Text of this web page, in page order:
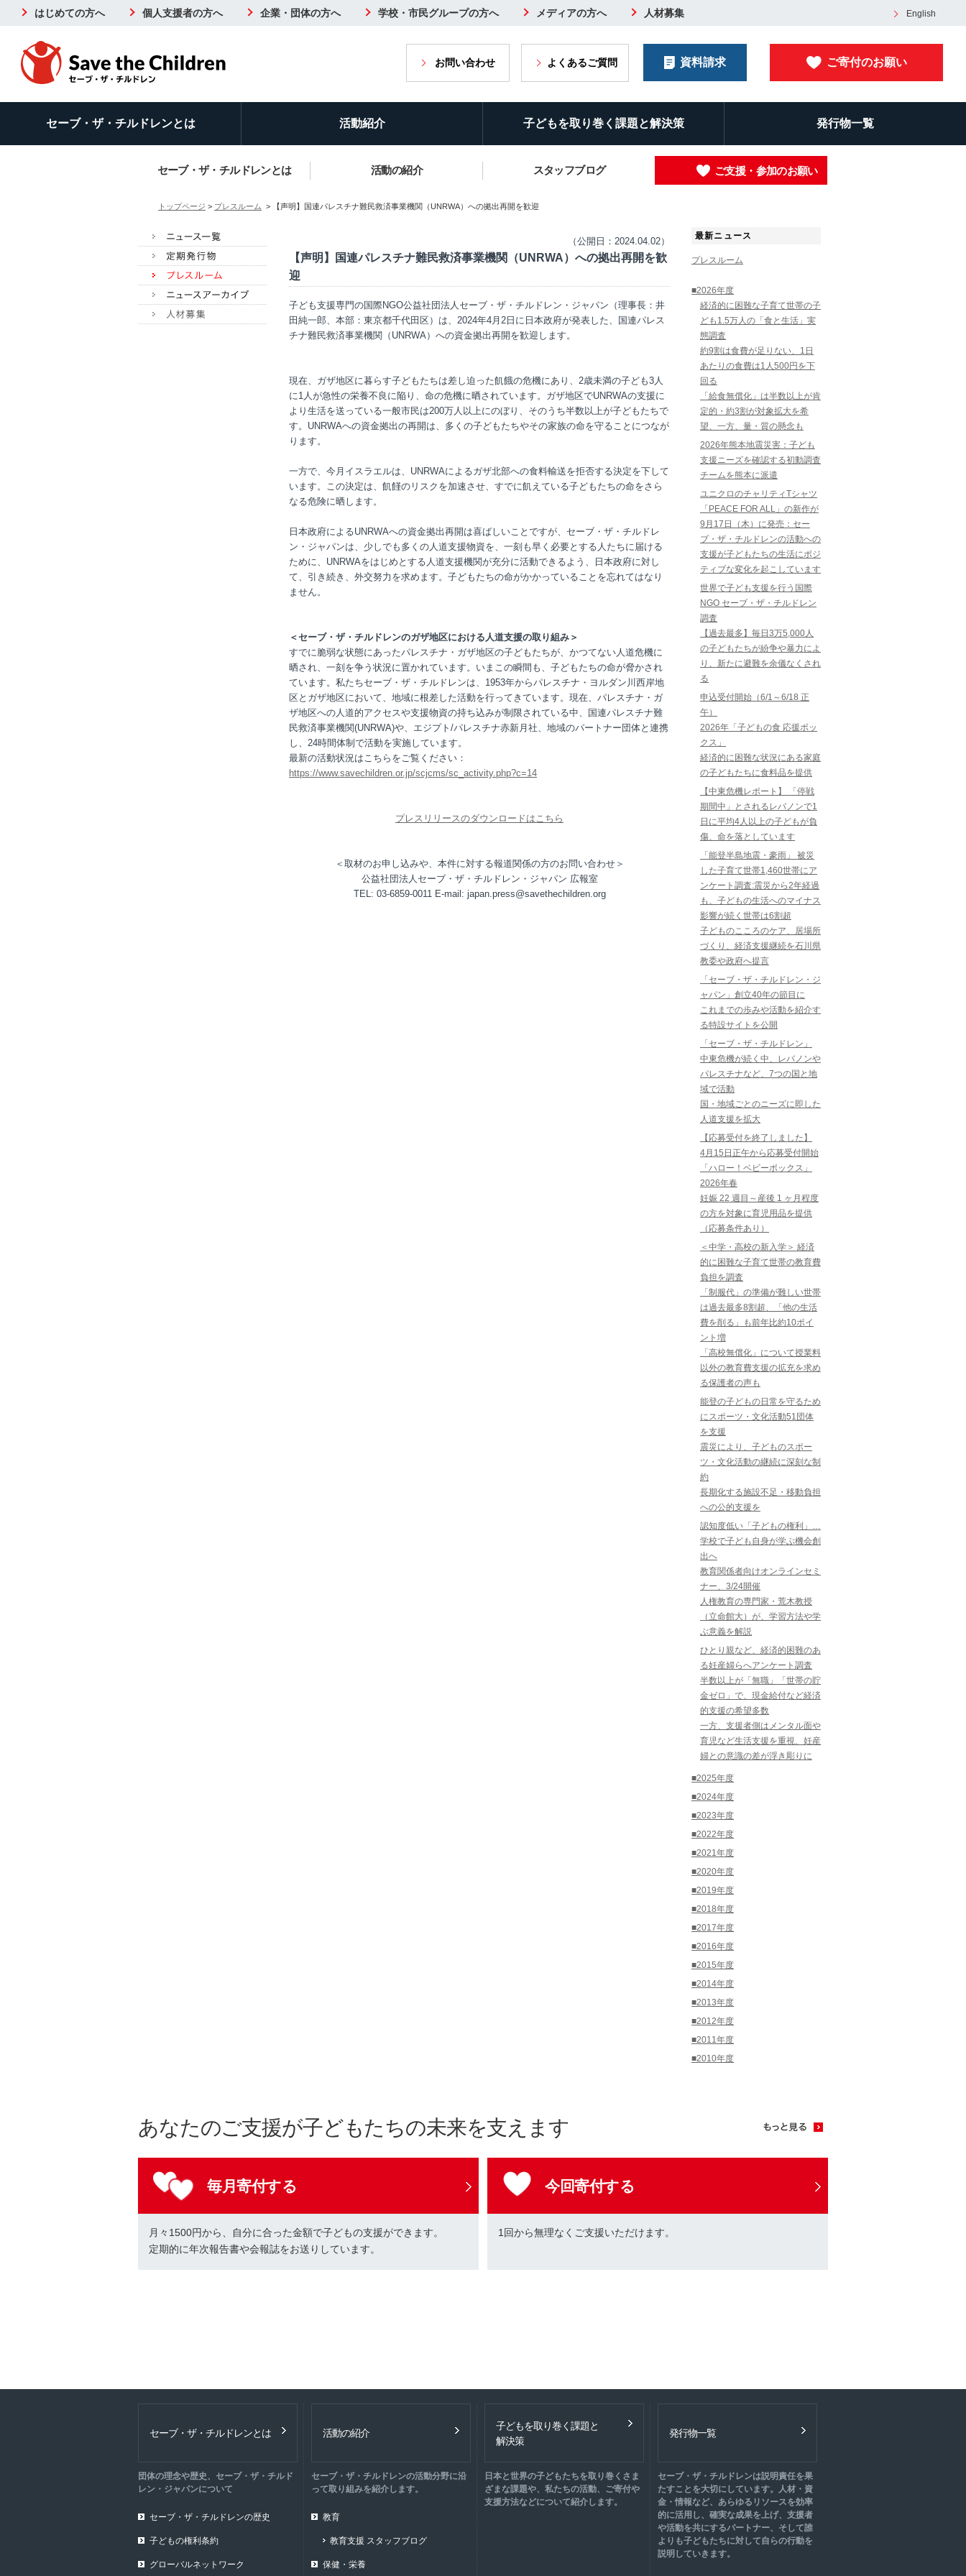
はじめての方へ 個人支援者の方へ 企業・団体の方へ 学校・市民グループの方へ メディアの方へ 人材募集 English
お問い合わせ よくあるご質問 資料請求 ご寄付のお願い
セーブ・ザ・チルドレンとは 活動紹介 子どもを取り巻く課題と解決策 発行物一覧
セーブ・ザ・チルドレンとは 活動の紹介 スタッフブログ ご支援・参加のお願い
トップページ > プレスルーム > 【声明】国連パレスチナ難民救済事業機関（UNRWA）への拠出再開を歓迎
（公開日：2024.04.02）
【声明】国連パレスチナ難民救済事業機関（UNRWA）への拠出再開を歓
迎
子ども支援専門の国際NGO公益社団法人セーブ・ザ・チルドレン・ジャパン（理事長：井
田純一郎、本部：東京都千代田区）は、2024年4月2日に日本政府が発表した、国連パレス
チナ難民救済事業機関（UNRWA）への資金拠出再開を歓迎します。
現在、ガザ地区に暮らす子どもたちは差し迫った飢餓の危機にあり、2歳未満の子ども3人
に1人が急性の栄養不良に陥り、命の危機に晒されています。ガザ地区でUNRWAの支援に
より生活を送っている一般市民は200万人以上にのぼり、そのうち半数以上が子どもたちで
す。UNRWAへの資金拠出の再開は、多くの子どもたちやその家族の命を守ることにつなが
ります。
一方で、今月イスラエルは、UNRWAによるガザ北部への食料輸送を拒否する決定を下して
います。この決定は、飢饉のリスクを加速させ、すでに飢えている子どもたちの命をさら
なる危険に晒します。
日本政府によるUNRWAへの資金拠出再開は喜ばしいことですが、セーブ・ザ・チルドレ
ン・ジャパンは、少しでも多くの人道支援物資を、一刻も早く必要とする人たちに届ける
ために、UNRWAをはじめとする人道支援機関が充分に活動できるよう、日本政府に対し
て、引き続き、外交努力を求めます。子どもたちの命がかかっていることを忘れてはなり
ません。
＜セーブ・ザ・チルドレンのガザ地区における人道支援の取り組み＞
すでに脆弱な状態にあったパレスチナ・ガザ地区の子どもたちが、かつてない人道危機に
晒され、一刻を争う状況に置かれています。いまこの瞬間も、子どもたちの命が脅かされ
ています。私たちセーブ・ザ・チルドレンは、1953年からパレスチナ・ヨルダン川西岸地
区とガザ地区において、地域に根差した活動を行ってきています。現在、パレスチナ・ガ
ザ地区への人道的アクセスや支援物資の持ち込みが制限されている中、国連パレスチナ難
民救済事業機関(UNRWA)や、エジプト/パレスチナ赤新月社、地域のパートナー団体と連携
し、24時間体制で活動を実施しています。
最新の活動状況はこちらをご覧ください：
https://www.savechildren.or.jp/scjcms/sc_activity.php?c=14
プレスリリースのダウンロードはこちら
＜取材のお申し込みや、本件に対する報道関係の方のお問い合わせ＞
公益社団法人セーブ・ザ・チルドレン・ジャパン 広報室
TEL: 03-6859-0011 E-mail: japan.press@savethechildren.org
最新ニュース
プレスルーム
■2026年度
経済的に困難な子育て世帯の子
ども1.5万人の「食と生活」実
態調査
約9割は食費が足りない、1日
あたりの食費は1人500円を下
回る
「給食無償化」は半数以上が肯
定的・約3割が対象拡大を希
望、一方、量・質の懸念も
2026年熊本地震災害：子ども
支援ニーズを確認する初動調査
チームを熊本に派遣
ユニクロのチャリティTシャツ
「PEACE FOR ALL」の新作が
9月17日（木）に発売：セー
ブ・ザ・チルドレンの活動への
支援が子どもたちの生活にポジ
ティブな変化を起こしています
世界で子ども支援を行う国際
NGO セーブ・ザ・チルドレン
調査
【過去最多】毎日3万5,000人
の子どもたちが紛争や暴力によ
り、新たに避難を余儀なくされ
る
申込受付開始（6/1～6/18 正
午）
2026年「子どもの食 応援ボッ
クス」
経済的に困難な状況にある家庭
の子どもたちに食料品を提供
【中東危機レポート】 「停戦
期間中」とされるレバノンで1
日に平均4人以上の子どもが負
傷、命を落としています
「能登半島地震・豪雨」 被災
した子育て世帯1,460世帯にア
ンケート調査:震災から2年経過
も、子どもの生活へのマイナス
影響が続く世帯は6割超
子どものこころのケア、居場所
づくり、経済支援継続を石川県
教委や政府へ提言
「セーブ・ザ・チルドレン・ジ
ャパン」創立40年の節目に
これまでの歩みや活動を紹介す
る特設サイトを公開
「セーブ・ザ・チルドレン」
中東危機が続く中、レバノンや
パレスチナなど、7つの国と地
域で活動
国・地域ごとのニーズに即した
人道支援を拡大
【応募受付を終了しました】
4月15日正午から応募受付開始
「ハロー！ベビーボックス」
2026年春
妊娠 22 週目～産後 1 ヶ月程度
の方を対象に育児用品を提供
（応募条件あり）
＜中学・高校の新入学＞ 経済
的に困難な子育て世帯の教育費
負担を調査
「制服代」の準備が難しい世帯
は過去最多8割超、「他の生活
費を削る」も前年比約10ポイ
ント増
「高校無償化」について授業料
以外の教育費支援の拡充を求め
る保護者の声も
能登の子どもの日常を守るため
にスポーツ・文化活動51団体
を支援
震災により、子どものスポー
ツ・文化活動の継続に深刻な制
約
長期化する施設不足・移動負担
への公的支援を
認知度低い「子どもの権利」…
学校で子ども自身が学ぶ機会創
出へ
教育関係者向けオンラインセミ
ナー、3/24開催
人権教育の専門家・荒木教授
（立命館大）が、学習方法や学
ぶ意義を解説
ひとり親など、経済的困難のあ
る妊産婦らへアンケート調査
半数以上が「無職」「世帯の貯
金ゼロ」で、現金給付など経済
的支援の希望多数
一方、支援者側はメンタル面や
育児など生活支援を重視、妊産
婦との意識の差が浮き彫りに
■2025年度
■2024年度
■2023年度
■2022年度
■2021年度
■2020年度
■2019年度
■2018年度
■2017年度
■2016年度
■2015年度
■2014年度
■2013年度
■2012年度
■2011年度
■2010年度
あなたのご支援が子どもたちの未来を支えます
毎月寄付する
月々1500円から、自分に合った金額で子どもの支援ができます。
定期的に年次報告書や会報誌をお送りしています。
今回寄付する
1回から無理なくご支援いただけます。
セーブ・ザ・チルドレンとは
団体の理念や歴史、セーブ・ザ・チルド
レン・ジャパンについて
セーブ・ザ・チルドレンの歴史
子どもの権利条約
グローバルネットワーク
活動の紹介
セーブ・ザ・チルドレンの活動分野に沿
って取り組みを紹介します。
教育
教育支援 スタッフブログ
保健・栄養
子どもを取り巻く課題と
解決策
日本と世界の子どもたちを取り巻くさま
ざまな課題や、私たちの活動、ご寄付や
支援方法などについて紹介します。
発行物一覧
セーブ・ザ・チルドレンは説明責任を果
たすことを大切にしています。人材・資
金・情報など、あらゆるリソースを効率
的に活用し、確実な成果を上げ、支援者
や活動を共にするパートナー、そして誰
よりも子どもたちに対して自らの行動を
説明していきます。